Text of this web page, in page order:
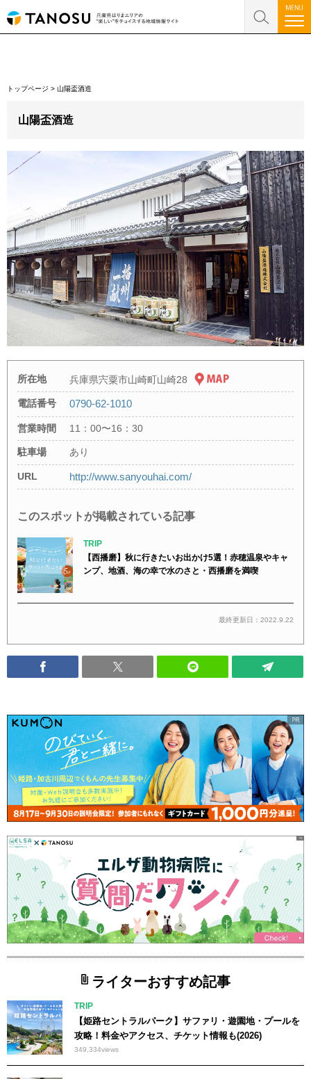
トップページ >山陽盃酒造
山陽盃酒造
所在地 兵庫県宍粟市山崎町山崎28
電話番号 0790-62-1010
営業時間 11：00〜16：30
駐車場 あり
URL http://www.sanyouhai.com/
このスポットが掲載されている記事
TRIP
【西播磨】秋に行きたいお出かけ5選！赤穂温泉やキャ
ンプ、地酒、海の幸で水のさと・西播磨を満喫
最終更新日：2022.9.22
ライターおすすめ記事
TRIP
【姫路セントラルパーク】サファリ・遊園地・プールを
攻略！料金やアクセス、チケット情報も(2026)
349,334views